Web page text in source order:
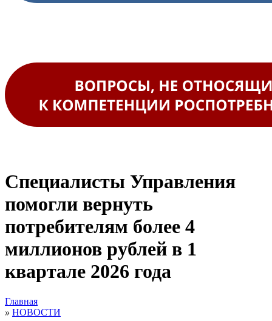
Специалисты Управления
помогли вернуть
потребителям более 4
миллионов рублей в 1
квартале 2026 года
Главная
» НОВОСТИ